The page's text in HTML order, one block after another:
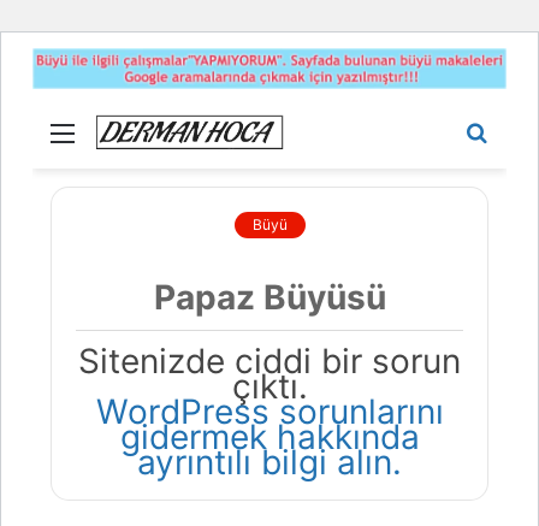
Menü
...
Büyü
Papaz Büyüsü
Sitenizde ciddi bir sorun
çıktı.
WordPress sorunlarını
gidermek hakkında
ayrıntılı bilgi alın.